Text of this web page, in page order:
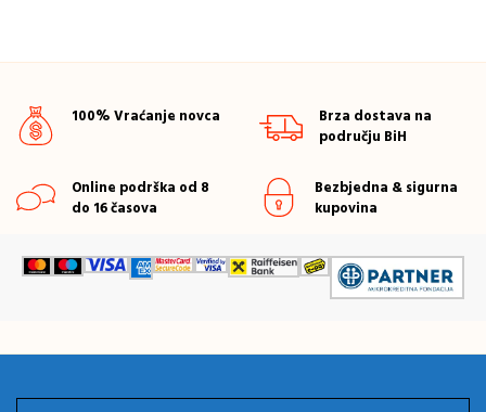
100% Vraćanje novca
Brza dostava na
području BiH
Online podrška od 8
do 16 časova
Bezbjedna & sigurna
kupovina